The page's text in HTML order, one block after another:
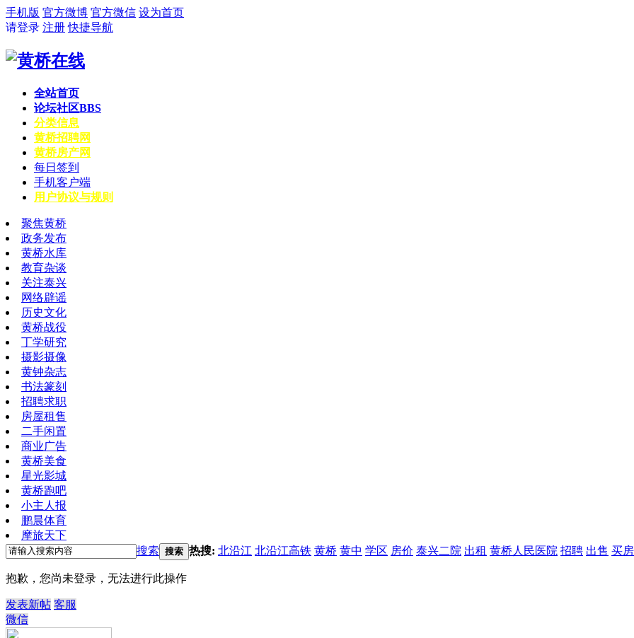
手机版 官方微博 官方微信 设为首页
请登录 注册 快捷导航
全站首页
论坛社区BBS
分类信息
黄桥招聘网
黄桥房产网
每日签到
手机客户端
用户协议与规则
聚焦黄桥
政务发布
黄桥水库
教育杂谈
关注泰兴
网络辟谣
历史文化
黄桥战役
丁学研究
摄影摄像
黄钟杂志
书法篆刻
招聘求职
房屋租售
二手闲置
商业广告
黄桥美食
星光影城
黄桥跑吧
小主人报
鹏晨体育
摩旅天下
搜索 搜索 热搜: 北沿江 北沿江高铁 黄桥 黄中 学区 房价 泰兴二院 出租 黄桥人民医院 招聘 出售 买房
抱歉，您尚未登录，无法进行此操作
发表新帖 客服
微信